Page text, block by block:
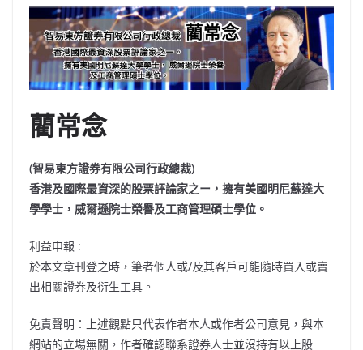
藺常念
(智易東方證券有限公司行政總裁)
香港及國際最資深的股票評論家之ー，擁有美國明尼蘇達大
學學士，威爾遜院士榮譽及工商管理碩士學位。
利益申報 :
於本文章刊登之時，筆者個人或/及其客戶可能隨時買入或賣
出相關證券及衍生工具。
免責聲明：上述觀點只代表作者本人或作者公司意見，與本
網站的立場無關，作者確認聯系證券人士並沒持有以上股